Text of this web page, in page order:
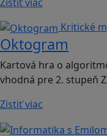
Kritické
Oktogram
Kartová hra o
vhodná pre 2. stupeň
Zistiť viac